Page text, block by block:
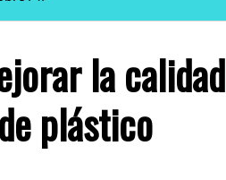
la calidad
plástico